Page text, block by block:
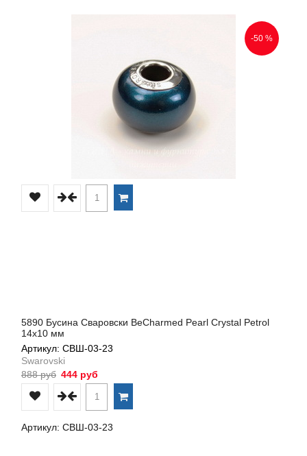
-50 %
5890 Бусина Сваровски BeCharmed Pearl Crystal Petrol
14х10 мм
Артикул: СВШ-03-23
Swarovski
888 руб 444 руб
Артикул: СВШ-03-23